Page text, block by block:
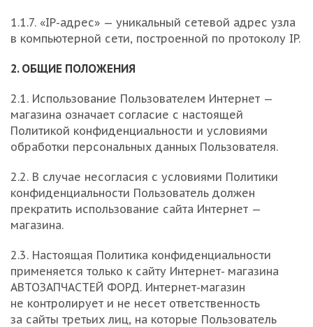
1.1.7. «IP-адрес» — уникальный сетевой адрес узла
в компьютерной сети, построенной по протоколу IP.
2. ОБЩИЕ ПОЛОЖЕНИЯ
2.1. Использование Пользователем Интернет —
магазина означает согласие с настоящей
Политикой конфиденциальности и условиями
обработки персональных данных Пользователя.
2.2. В случае несогласия с условиями Политики
конфиденциальности Пользователь должен
прекратить использование сайта Интернет —
магазина.
2.3. Настоящая Политика конфиденциальности
применяется только к сайту Интернет- магазина
АВТОЗАПЧАСТЕЙ ФОРД. Интернет-магазин
не контролирует и не несет ответственность
за сайты третьих лиц, на которые Пользователь